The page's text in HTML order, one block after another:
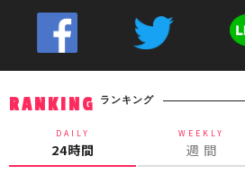
RANKING ランキング
DAILY
24時間
WEEKLY
週 間